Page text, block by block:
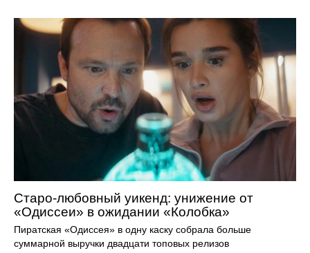
Старо-любовный уикенд: унижение от
«Одиссеи» в ожидании «Колобка»
Пиратская «Одиссея» в одну каску собрала больше
суммарной выручки двадцати топовых релизов